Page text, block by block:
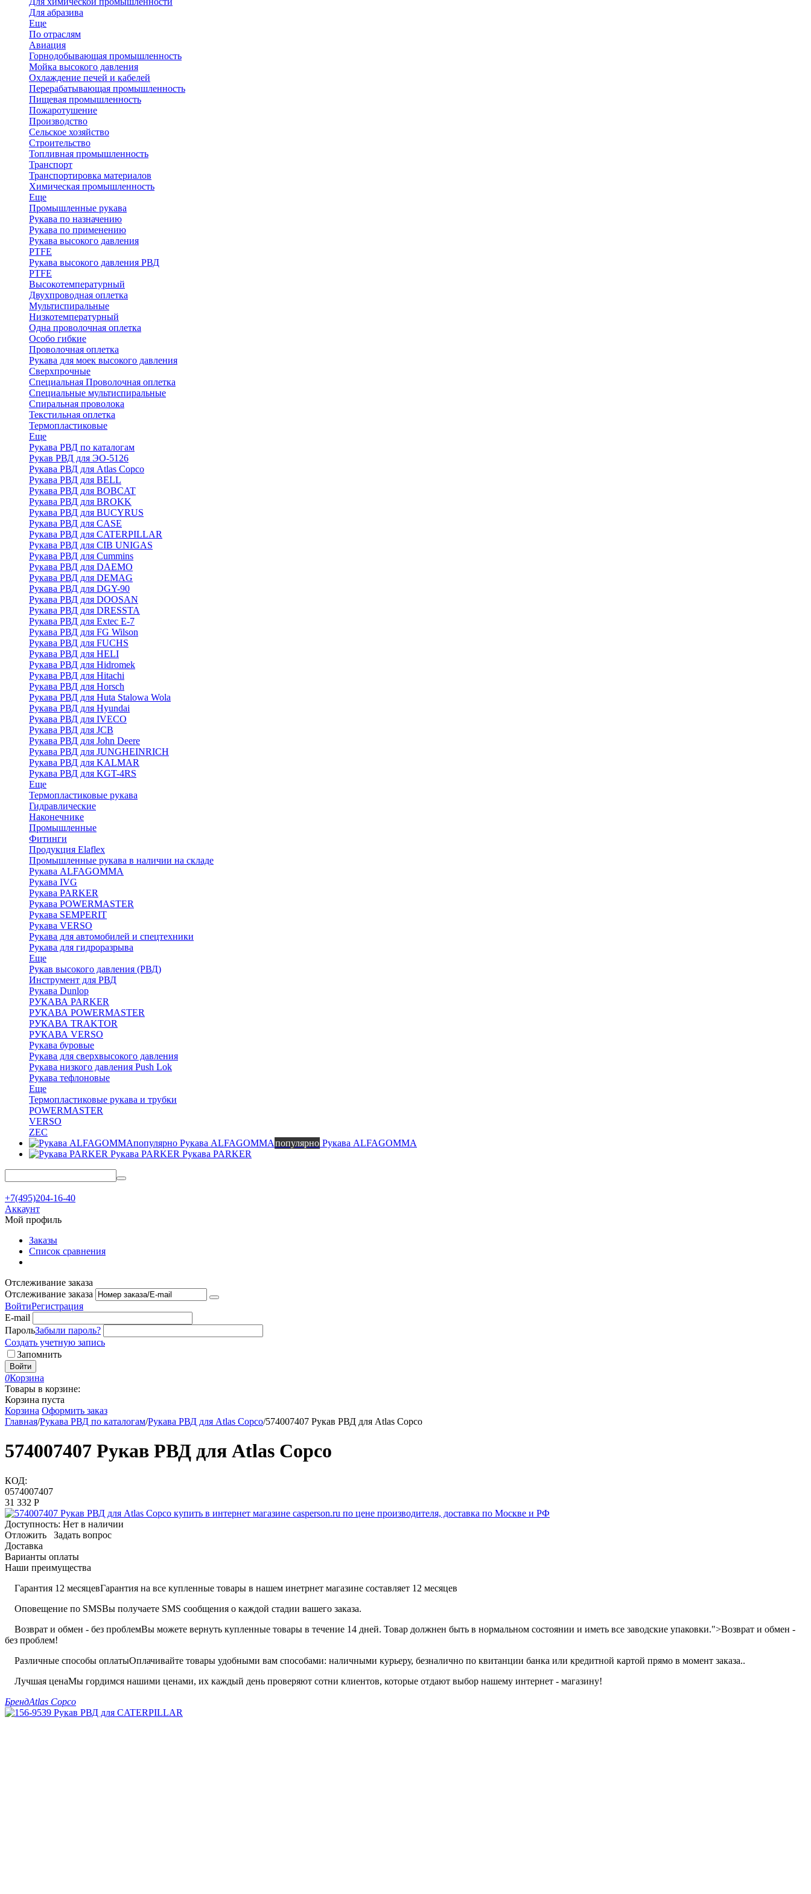
Для абразива
Еще
По отраслям
Авиация
Горнодобывающая промышленность
Мойка высокого давления
Охлаждение печей и кабелей
Перерабатывающая промышленность
Пищевая промышленность
Пожаротушение
Производство
Сельское хозяйство
Строительство
Топливная промышленность
Транспорт
Транспортировка материалов
Химическая промышленность
Еще
Промышленные рукава
Рукава по назначению
Рукава по применению
Рукава высокого давления
PTFE
Рукава высокого давления РВД
PTFE
Высокотемпературный
Двухпроводная оплетка
Мультиспиральные
Низкотемпературный
Одна проволочная оплетка
Особо гибкие
Проволочная оплетка
Рукава для моек высокого давления
Сверхпрочные
Специальная Проволочная оплетка
Специальные мультиспиральные
Спиральная проволока
Текстильная оплетка
Термопластиковые
Еще
Рукава РВД по каталогам
Рукав РВД для ЭО-5126
Рукава РВД для Atlas Copco
Рукава РВД для BELL
Рукава РВД для BOBCAT
Рукава РВД для BROKK
Рукава РВД для BUCYRUS
Рукава РВД для CASE
Рукава РВД для CATERPILLAR
Рукава РВД для CIB UNIGAS
Рукава РВД для Cummins
Рукава РВД для DAEMO
Рукава РВД для DEMAG
Рукава РВД для DGY-90
Рукава РВД для DOOSAN
Рукава РВД для DRESSTA
Рукава РВД для Extec E-7
Рукава РВД для FG Wilson
Рукава РВД для FUCHS
Рукава РВД для HELI
Рукава РВД для Hidromek
Рукава РВД для Hitachi
Рукава РВД для Horsch
Рукава РВД для Huta Stalowa Wola
Рукава РВД для Hyundai
Рукава РВД для IVECO
Рукава РВД для JCB
Рукава РВД для John Deere
Рукава РВД для JUNGHEINRICH
Рукава РВД для KALMAR
Рукава РВД для KGT-4RS
Еще
Термопластиковые рукава
Гидравлические
Наконечнике
Промышленные
Фитинги
Продукция Elaflex
Промышленные рукава в наличии на складе
Рукава ALFAGOMMA
Рукава IVG
Рукава PARKER
Рукава POWERMASTER
Рукава SEMPERIT
Рукава VERSO
Рукава для автомобилей и спецтехники
Рукава для гидроразрыва
Еще
Рукав высокого давления (РВД)
Инструмент для РВД
Рукава Dunlop
РУКАВА PARKER
РУКАВА POWERMASTER
РУКАВА TRAKTOR
РУКАВА VERSO
Рукава буровые
Рукава для сверхвысокого давления
Рукава низкого давления Push Lok
Рукава тефлоновые
Еще
Термопластиковые рукава и трубки
POWERMASTER
VERSO
ZEC
Рукава ALFAGOMMAпопулярно Рукава ALFAGOMMA
Рукава PARKER Рукава PARKER
+7(495)204-16-40
Аккаунт
Мой профиль
Заказы
Список сравнения
Отслеживание заказа
Отслеживание заказа
ВойтиРегистрация
E-mail
ПарольЗабыли пароль?
Создать учетную запись
Запомнить
Войти
0Корзина
Товары в корзине:
Корзина пуста
Корзина Оформить заказ
Главная/Рукава РВД по каталогам/Рукава РВД для Atlas Copco/574007407 Рукав РВД для Atlas Copco
574007407 Рукав РВД для Atlas Copco
КОД:
0574007407
31 332 Р
Доступность: Нет в наличии
Отложить
Задать вопрос
Доставка
Варианты оплаты
Наши преимущества
Гарантия 12 месяцевГарантия на все купленные товары в нашем инетрнет магазине составляет 12 месяцев
Оповещение по SMSВы получаете SMS сообщения о каждой стадии вашего заказа.
Возврат и обмен - без проблемВы можете вернуть купленные товары в течение 14 дней. Товар должнен быть в нормальном состоянии и иметь все заводские упаковки.">Возврат и обмен -
без проблем!
Различные способы оплатыОплачивайте товары удобными вам способами: наличными курьеру, безналично по квитанции банка или кредитной картой прямо в момент заказа..
Лучшая ценаМы гордимся нашими ценами, их каждый день проверяют сотни клиентов, которые отдают выбор нашему интернет - магазину!
БрендAtlas Copco